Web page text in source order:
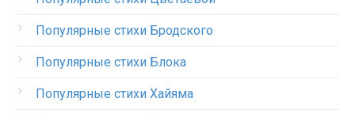
Популярные стихи Бродского
Популярные стихи Блока
Популярные стихи Хайяма